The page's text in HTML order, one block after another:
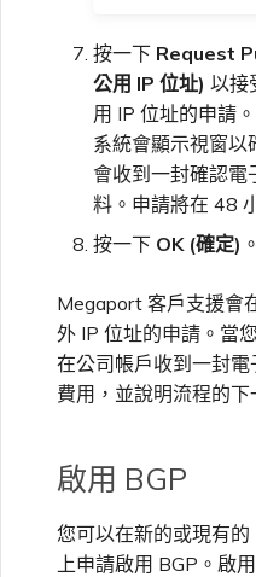
按一下 Request
公用 IP 位址) 以接
用 IP 位址的申請。
系統會顯示視窗以
會收到一封確認電
料。申請將在 48
按一下 OK (確定) 。
Megaport 客戶支援會
外 IP 位址的申請。當
在公司帳戶收到一封
費用，並說明流程的下
啟用 BGP
您可以在新的或現有
上申請啟用 BGP。啟